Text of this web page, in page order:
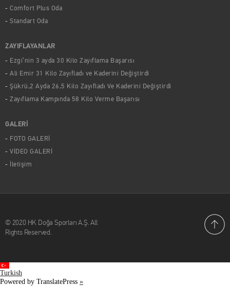
Comfort Plus Oda
Standart Oda
ZAYIFLAYANLAR
Ezgi’nin 3 ayda 30 Kilo Zayıflama Başarısı
Ali Emir 31 Kilo Zayıfladı ve Kaderini Değiştirdi
Şükrü,2 Ayda 26,5 Kilo Zayıfladı Ve Kaderini Değiştirdi
Zayıflama Kampında 58 Kilo Verme Başarısı
GALERİ
FOTO GALERİ
VİDEO GALERİ
İletişim
© 2020 HK Doğa Sporları A.Ş. All
Rights Reserved.
Turkish
Powered by TranslatePress »